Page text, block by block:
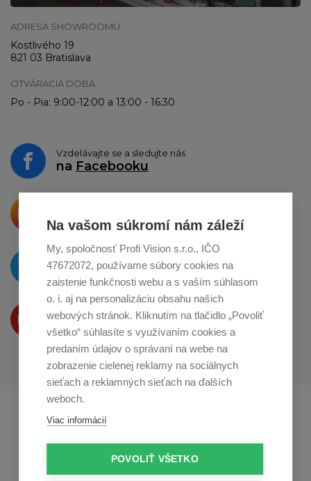
ADRESA SHOWROOMU
Kostlivého 19
821 03 Bratislava
OTVÁRACIA DOBA
Po - Pia: 9:00-12:00 a 13:00 - 16:30
Vzdelávajte se a sledujte nás
na Facebooku
o zdieľanie naInstagrame
O novinkách píšeme
naTwitteri
Produkty Vám predstavujeme
na Youtube
Profikuchař.cz
Na vašom súkromí nám záleží
My, spoločnosť Profi Vision s.r.o., IČO
47672072, používame súbory cookies na
zaistenie funkčnosti webu a s vaším súhlasom
o. i. aj na personalizáciu obsahu našich
webových stránok. Kliknutím na tlačidlo „Povoliť
všetko“ súhlasíte s využívaním cookies a
predaním údajov o správaní na webe na
zobrazenie cielenej reklamy na sociálnych
sieťach a reklamných sieťach na ďalších
weboch.
Viac informácií
POVOLIŤ VŠETKO